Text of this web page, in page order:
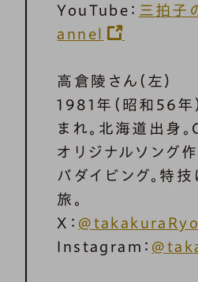
YouTube： 三拍
annel
高倉陵さん（左）
1981年（昭和56年
まれ。北海道出身。
オリジナルソング作
バダイビング。特技
旅。
X： @takakuraRyo
Instagram：